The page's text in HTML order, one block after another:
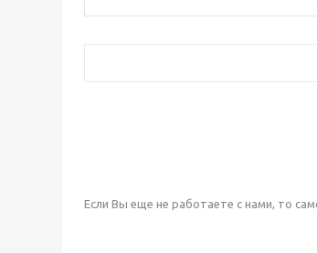
Если Вы еще не работаете с нами, то